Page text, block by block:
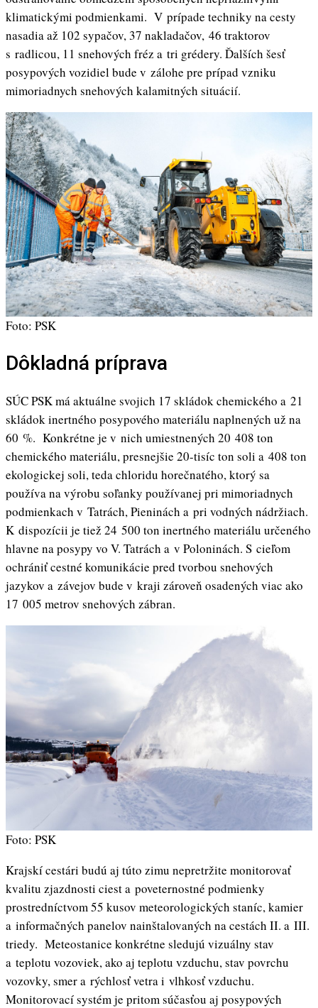
klimatickými podmienkami. V prípade techniky na cesty
nasadia až 102 sypačov, 37 nakladačov, 46 traktorov
s radlicou, 11 snehových fréz a tri grédery. Ďalších šesť
posypových vozidiel bude v zálohe pre prípad vzniku
mimoriadnych snehových kalamitných situácií.
Foto: PSK
Dôkladná príprava
SÚC PSK má aktuálne svojich 17 skládok chemického a 21
skládok inertného posypového materiálu naplnených už na
60 %. Konkrétne je v nich umiestnených 20 408 ton
chemického materiálu, presnejšie 20-tisíc ton soli a 408 ton
ekologickej soli, teda chloridu horečnatého, ktorý sa
používa na výrobu soľanky používanej pri mimoriadnych
podmienkach v Tatrách, Pieninách a pri vodných nádržiach.
K dispozícii je tiež 24 500 ton inertného materiálu určeného
hlavne na posypy vo V. Tatrách a v Poloninách. S cieľom
ochrániť cestné komunikácie pred tvorbou snehových
jazykov a závejov bude v kraji zároveň osadených viac ako
17 005 metrov snehových zábran.
Foto: PSK
Krajskí cestári budú aj túto zimu nepretržite monitorovať
kvalitu zjazdnosti ciest a poveternostné podmienky
prostredníctvom 55 kusov meteorologických staníc, kamier
a informačných panelov nainštalovaných na cestách II. a III.
triedy. Meteostanice konkrétne sledujú vizuálny stav
a teplotu vozoviek, ako aj teplotu vzduchu, stav povrchu
vozovky, smer a rýchlosť vetra i vlhkosť vzduchu.
Monitorovací systém je pritom súčasťou aj posypových